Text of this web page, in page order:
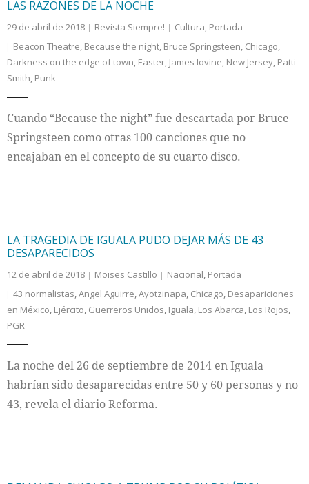
LAS RAZONES DE LA NOCHE
29 de abril de 2018 Revista Siempre! Cultura, Portada
Beacon Theatre, Because the night, Bruce Springsteen, Chicago,
Darkness on the edge of town, Easter, James Iovine, New Jersey, Patti
Smith, Punk
Cuando “Because the night” fue descartada por Bruce
Springsteen como otras 100 canciones que no
encajaban en el concepto de su cuarto disco.
LA TRAGEDIA DE IGUALA PUDO DEJAR MÁS DE 43
DESAPARECIDOS
12 de abril de 2018 Moises Castillo Nacional, Portada
43 normalistas,Angel Aguirre,Ayotzinapa, Chicago, Desapariciones
en México, Ejército, Guerreros Unidos, Iguala, Los Abarca, Los Rojos,
PGR
La noche del 26 de septiembre de 2014 en Iguala
habrían sido desaparecidas entre 50 y 60 personas y no
43, revela el diario Reforma.